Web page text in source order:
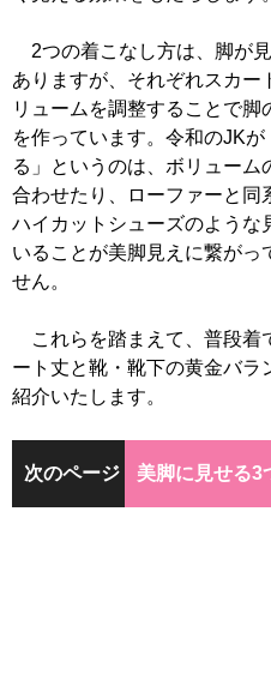
2つの着こなし方は、脚が
ありますが、それぞれスカー
リュームを調整することで脚
を作っています。令和のJK
る」というのは、ボリューム
合わせたり、ローファーと同
ハイカットシューズのような
いることが美脚見えに繋がっ
せん。
これらを踏まえて、普段着
ート丈と靴・靴下の黄金バラ
紹介いたします。
次のページ 美脚に見せる3